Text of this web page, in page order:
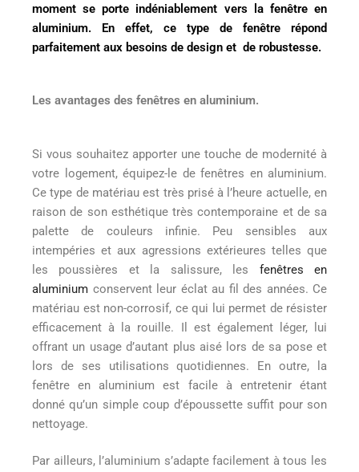
moment se porte indéniablement vers la fenêtre en
aluminium. En effet, ce type de fenêtre répond
parfaitement aux besoins de design et de robustesse.
Les avantages des fenêtres en aluminium.
Si vous souhaitez apporter une touche de modernité à
votre logement, équipez-le de fenêtres en aluminium.
Ce type de matériau est très prisé à l’heure actuelle, en
raison de son esthétique très contemporaine et de sa
palette de couleurs infinie. Peu sensibles aux
intempéries et aux agressions extérieures telles que
les poussières et la salissure, les fenêtres en
aluminium conservent leur éclat au fil des années. Ce
matériau est non-corrosif, ce qui lui permet de résister
efficacement à la rouille. Il est également léger, lui
offrant un usage d’autant plus aisé lors de sa pose et
lors de ses utilisations quotidiennes. En outre, la
fenêtre en aluminium est facile à entretenir étant
donné qu’un simple coup d’époussette suffit pour son
nettoyage.
Par ailleurs, l’aluminium s’adapte facilement à tous les